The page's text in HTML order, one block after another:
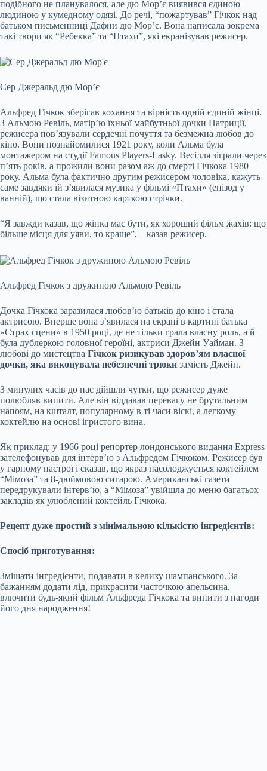
подібного не планувалося, але дю Мор’є виявився єдиною
людиною у кумедному одязі. До речі, “пожартував” Гічкок над
батьком письменниці Дафни дю Мор’є. Вона написала зокрема
такі твори як “Ребекка” та “Птахи”, які екранізував режисер.
Сер Джеральд дю Мор’є
Альфред Гічкок зберігав кохання та вірність одній єдиній жінці.
З Альмою Ревіль, матір’ю їхньої майбутньої дочки Патриції,
режисера пов’язували сердечні почуття та безмежна любов до
кіно. Вони познайомилися 1921 року, коли Альма була
монтажером на студії Famous Players-Lasky. Весілля зіграли через
п’ять років, а прожили вони разом аж до смерті Гічкока 1980
року. Альма була фактично другим режисером чоловіка, кажуть
саме завдяки їй з’явилася музика у фільмі «Птахи» (епізод у
ванній), що стала візитною карткою стрічки.
“Я завжди казав, що жінка має бути, як хороший фільм жахів: що
більше місця для уяви, то краще”, – казав режисер.
Альфред Гічкок з дружиною Альмою Ревіль
Дочка Гічкока заразилася любов’ю батьків до кіно і стала
актрисою. Вперше вона з’явилася на екрані в картині батька
«Страх сцени» в 1950 році, де не тільки грала власну роль, а й
була дублеркою головної героїні, актриси Джейн Уайман. З
любові до мистецтва Гічкок ризикував здоров’ям власної
дочки, яка виконувала небезпечні трюки замість Джейн.
З минулих часів до нас дійшли чутки, що режисер дуже
полюбляв випити. Але він віддавав перевагу не брутальним
напоям, на кшталт, популярному в ті часи віскі, а легкому
коктейлю на основі ігристого вина.
Як приклад: у 1966 році репортер лондонського видання Express
зателефонував для інтерв’ю з Альфредом Гічкоком. Режисер був
у гарному настрої і сказав, що якраз насолоджується коктейлем
“Мімоза” та 8-дюймовою сигарою. Американські газети
передрукували інтерв’ю, а “Мімоза” увійшла до меню багатьох
закладів як улюблений коктейль Гічкока.
Рецепт дуже простий з мінімальною кількістю інгредієнтів:
Спосіб приготування:
Змішати інгредієнти, подавати в келиху шампанського. За
бажанням додати лід, прикрасити часточкою апельсина,
влючити будь-який фільм Альфреда Гічкока та випити з нагоди
його дня народження!